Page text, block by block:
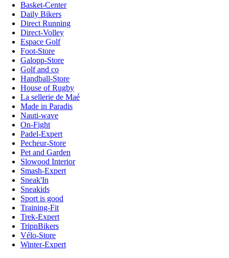
Basket-Center
Daily Bikers
Direct Running
Direct-Volley
Espace Golf
Foot-Store
Galopp-Store
Golf and co
Handball-Store
House of Rugby
La sellerie de Maé
Made in Paradis
Nauti-wave
On-Fight
Padel-Expert
Pecheur-Store
Pet and Garden
Slowood Interior
Smash-Expert
Sneak'In
Sneakids
Sport is good
Training-Fit
Trek-Expert
TripnBikers
Vélo-Store
Winter-Expert